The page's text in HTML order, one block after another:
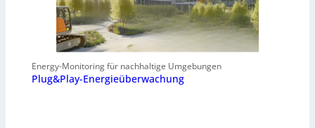
Energy-Monitoring für nachhaltige Umgebungen
Plug&Play-Energieüberwachung